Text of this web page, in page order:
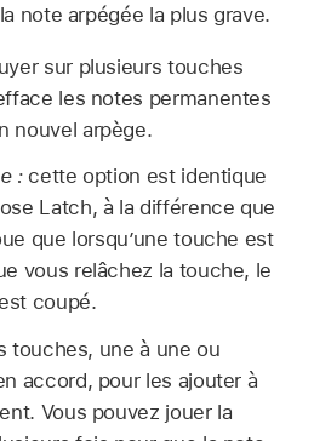
note arpégée la plus grave.
sur plusieurs touches
les notes permanentes
nouvel arpège.
:cette option est identique
Latch, à la différence que
que lorsqu’une touche est
vous relâchez la touche, le
coupé.
touches, une à une ou
accord, pour les ajouter à
Vous pouvez jouer la